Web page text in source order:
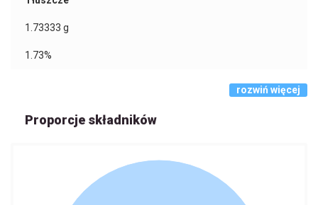
1.73333 g
1.73%
rozwiń więcej
Proporcje składników